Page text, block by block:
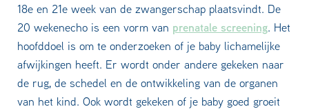
18e en 21e week van de zwangerschap plaatsvindt. De
20 wekenecho is een vorm van prenatale screening. Het
hoofddoel is om te onderzoeken of je baby lichamelijke
afwijkingen heeft. Er wordt onder andere gekeken naar
de rug, de schedel en de ontwikkeling van de organen
van het kind. Ook wordt gekeken of je baby goed groeit